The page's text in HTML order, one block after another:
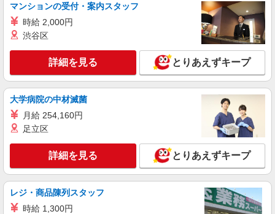
マンションの受付・案内スタッフ
時給 2,000円
渋谷区
詳細を見る とりあえずキープ
大学病院の中材滅菌
月給 254,160円
足立区
詳細を見る とりあえずキープ
レジ・商品陳列スタッフ
時給 1,300円